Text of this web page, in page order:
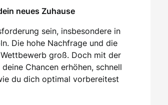
neues Zuhause
sein, insbesondere in
Die hohe Nachfrage und die
groß. Doch mit der
Chancen erhöhen, schnell
du dich optimal vorbereitest